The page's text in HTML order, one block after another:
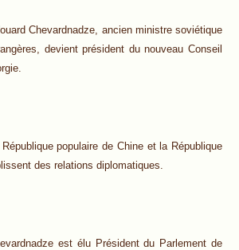
Chevardnadze, ancien ministre soviétique
devient président du nouveau Conseil
République populaire de Chine et la République
des relations diplomatiques.
est élu Président du Parlement de